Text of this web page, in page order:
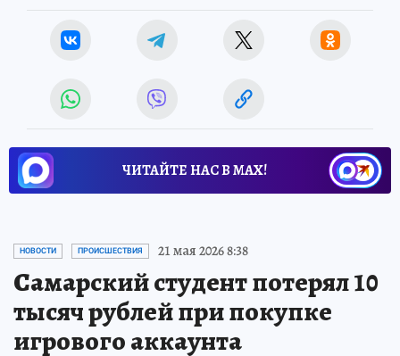
ЧИТАЙТЕ НАС В МАХ!
НОВОСТИ ПРОИСШЕСТВИЯ 21 мая 2026 8:38
Самарский студент потерял 10
тысяч рублей при покупке
игрового аккаунта